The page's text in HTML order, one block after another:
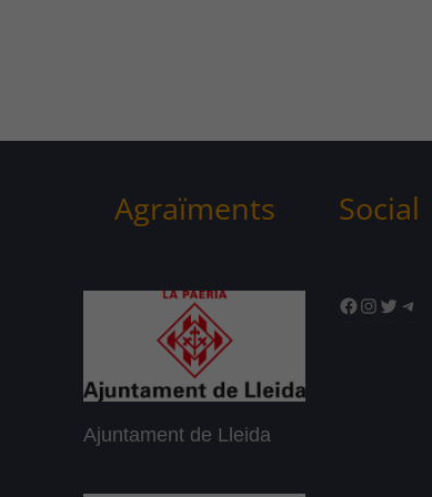
Agraïments
Ajuntament de Lleida
Social
Facebook
Twitter